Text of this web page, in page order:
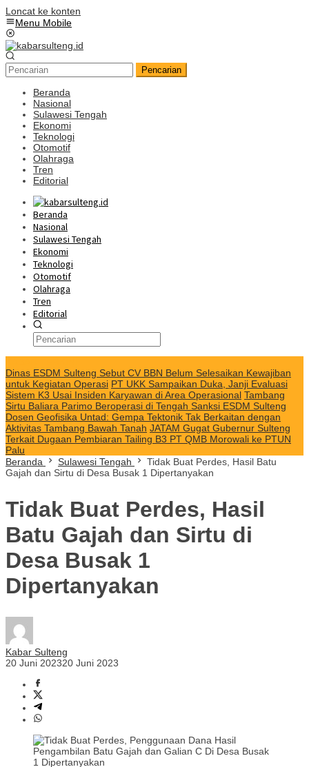
Loncat ke konten
Menu Mobile
Pencarian
Beranda
Nasional
Sulawesi Tengah
Ekonomi
Teknologi
Otomotif
Olahraga
Tren
Editorial
Beranda
Nasional
Sulawesi Tengah
Ekonomi
Teknologi
Otomotif
Olahraga
Tren
Editorial
Dinas ESDM Sulteng Sebut CV BBN Belum Selesaikan Kewajiban
untuk Kegiatan Operasi PT UKK Sampaikan Duka, Janji Evaluasi
Sistem K3 Usai Insiden Karyawan di Area Operasional Tambang
Sirtu Baliara Parimo Beroperasi di Tengah Sanksi ESDM Sulteng
Dosen Geofisika Untad: Gempa Tektonik Tak Berkaitan dengan
Aktivitas Tambang Bawah Tanah JATAM Gugat Gubernur Sulteng
Terkait Dugaan Pembiaran Tailing B3 PT QMB Morowali ke PTUN
Palu
Beranda
Sulawesi Tengah
Tidak Buat Perdes, Hasil Batu
Gajah dan Sirtu di Desa Busak 1 Dipertanyakan
Tidak Buat Perdes, Hasil
Batu Gajah dan Sirtu di
Desa Busak 1
Dipertanyakan
Kabar Sulteng
20 Juni 202320 Juni 2023